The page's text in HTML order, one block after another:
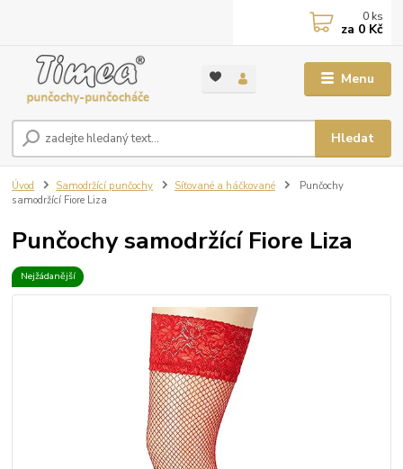
Menu
Hledat
0 ks
za 0 Kč
Úvod Samodržící punčochy Síťované a háčkované
Punčochy
samodržící Fiore Liza
Punčochy samodržící Fiore Liza
Nejžádanější